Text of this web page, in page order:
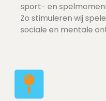
sport- en
Zo stimuleren wij
sociale en mentale